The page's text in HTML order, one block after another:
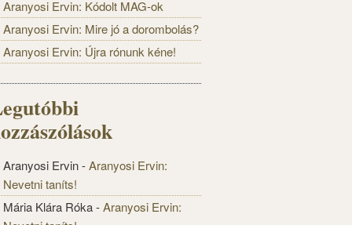
Aranyosi Ervin: Kódolt MAG-ok
Aranyosi Ervin: Mire jó a dorombolás?
Aranyosi Ervin: Újra rónunk kéne!
Aranyosi Ervin-Aranyosi Ervin:
Nevetni taníts!
Mária Klára Róka-Aranyosi Ervin: